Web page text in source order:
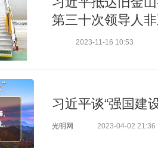
第三十次领导人
2023-11-16 10:53
习近平谈“强国建
光明网 2023-04-02 21:36